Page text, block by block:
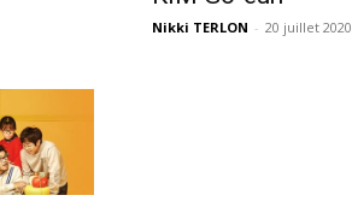
Nikki TERLON - 20 juillet 2020